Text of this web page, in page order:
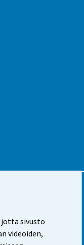
sivusto
videoiden,